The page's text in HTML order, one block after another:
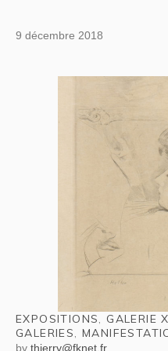
9 décembre 2018
EXPOSITIONS, GALERIE
GALERIES,
by thierry@fknet.fr